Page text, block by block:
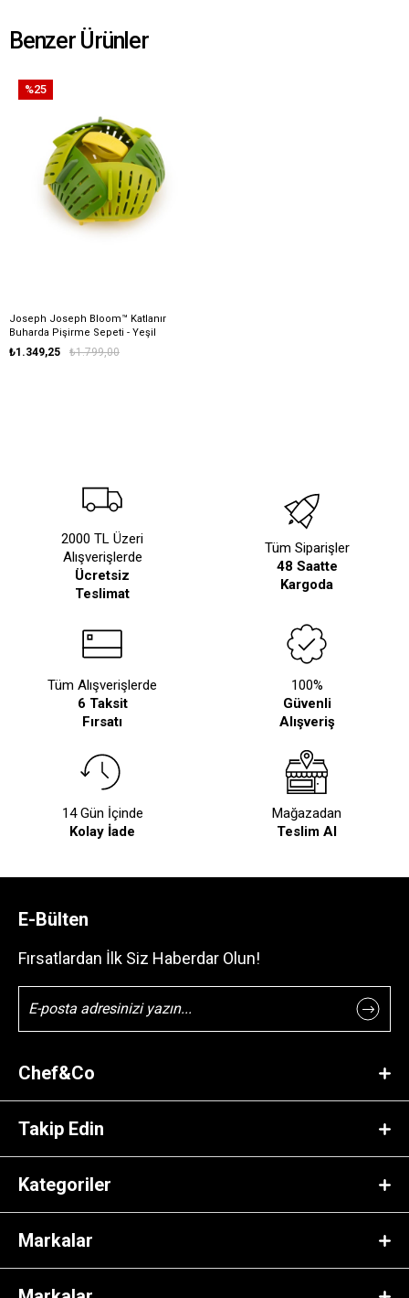
Benzer Ürünler
Joseph Joseph Bloom™ Katlanır
Buharda Pişirme Sepeti - Yeşil
₺1.349,25 ₺1.799,00
%25
2000 TL Üzeri
Alışverişlerde
Ücretsiz
Teslimat
Tüm Siparişler
48 Saatte
Kargoda
Tüm Alışverişlerde
6 Taksit
Fırsatı
100%
Güvenli
Alışveriş
14 Gün İçinde
Kolay İade
Mağazadan
Teslim Al
E-Bülten
Fırsatlardan İlk Siz Haberdar Olun!
Chef&Co
Takip Edin
Kategoriler
Markalar